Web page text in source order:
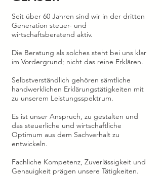
Seit über 60 Jahren sind wir in der dritten
Generation steuer- und
wirtschaftsberatend aktiv.
Die Beratung als solches steht bei uns klar
im Vordergrund; nicht das reine Erklären.
Selbstverständlich gehören sämtliche
handwerklichen Erklärungstätigkeiten mit
zu unserem Leistungsspektrum.
Es ist unser Anspruch, zu gestalten und
das steuerliche und wirtschaftliche
Optimum aus dem Sachverhalt zu
entwickeln.
Fachliche Kompetenz, Zuverlässigkeit und
Genauigkeit prägen unsere Tätigkeiten.